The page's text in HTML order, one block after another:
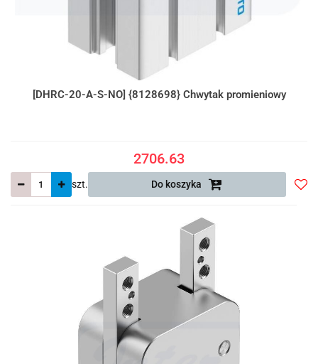
[DHRC-20-A-S-NO] {8128698} Chwytak promieniowy
2706.63
szt. Do koszyka